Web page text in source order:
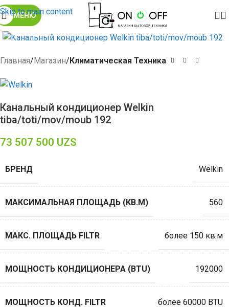
Skip to main content
МЕНЮ
Click to enlarge
Главная Магазин Климатическая Техника
Канальный кондиционер Welkin
tiba/toti/mov/moub 192
73 507 500 UZS
БРЕНД Welkin
МАКСИМАЛЬНАЯ ПЛОЩАДЬ (КВ.М) 560
МАКС. ПЛОЩАДЬ FILTR более 150 кв.м
МОЩНОСТЬ КОНДИЦИОНЕРА (BTU) 192000
МОЩНОСТЬ КОНД. FILTR более 60000 BTU